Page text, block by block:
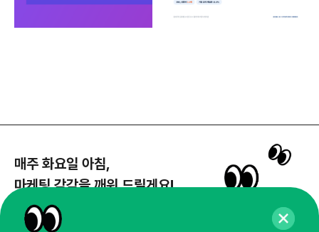
매주 화요일 아침,
마케팅 감각을 깨워 드릴게요!
65,043명의 마케터를 성장시키는 뉴스레터
뉴스레터 구독하기